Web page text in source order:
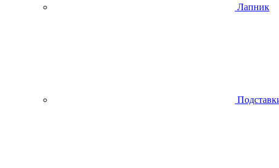
Лапник